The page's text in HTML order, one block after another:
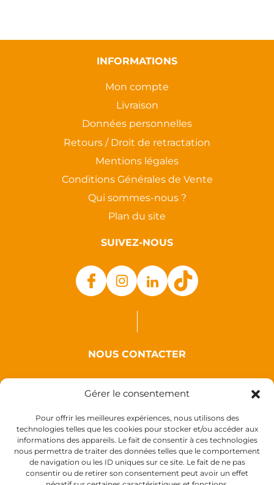
Gérer le consentement
Pour offrir les meilleures expériences, nous utilisons des
technologies telles que les cookies pour stocker et/ou accéder aux
informations des appareils. Le fait de consentir à ces technologies
nous permettra de traiter des données telles que le comportement
de navigation ou les ID uniques sur ce site. Le fait de ne pas
consentir ou de retirer son consentement peut avoir un effet
INFORMATIONS
Mon compte
Livraison
Données personnelles
Retours / Droit de retractation
Mentions légales
Conditions Générales de Vente
Qui sommes-nous ?
Plan du site
SUIVEZ-NOUS
NOUS CONTACTER
Auxence
44110 Louisfert
France